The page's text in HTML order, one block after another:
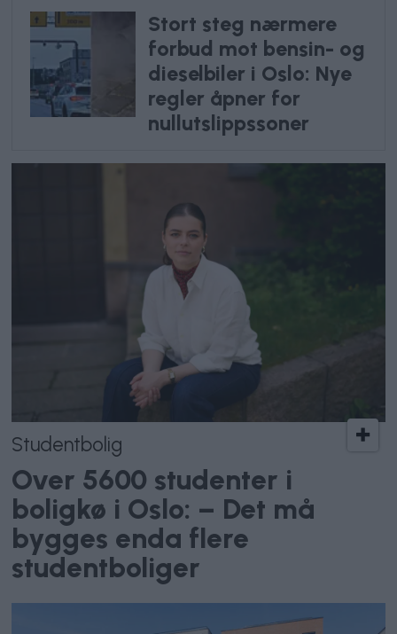
Stort steg nærmere
forbud mot bensin- og
dieselbiler i Oslo: Nye
regler åpner for
nullutslippssoner
Studentbolig
Over 5600 studenter i
boligkø i Oslo: – Det må
bygges enda flere
studentboliger